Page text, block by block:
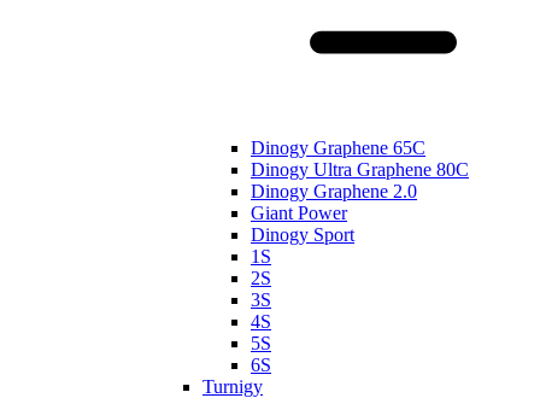
Dinogy Graphene 65C
Dinogy Ultra Graphene 80C
Dinogy Graphene 2.0
Giant Power
Dinogy Sport
1S
2S
3S
4S
5S
6S
Turnigy